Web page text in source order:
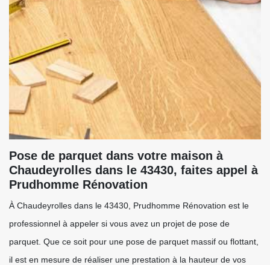
Pose de parquet dans votre maison à
Chaudeyrolles dans le 43430, faites appel à
Prudhomme Rénovation
À Chaudeyrolles dans le 43430, Prudhomme Rénovation est le
professionnel à appeler si vous avez un projet de pose de
parquet. Que ce soit pour une pose de parquet massif ou flottant,
il est en mesure de réaliser une prestation à la hauteur de vos